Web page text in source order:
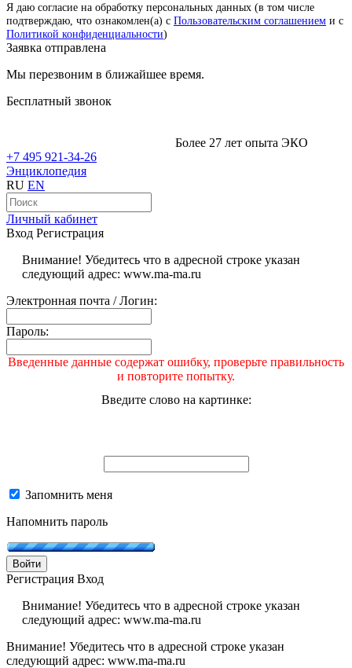
Я даю согласие на обработку персональных данных (в том числе
подтверждаю, что ознакомлен(а) с Пользовательским соглашением и с
Политикой конфиденциальности)
Заявка отправлена
Мы перезвоним в ближайшее время.
Бесплатный звонок
Более 27 лет опыта ЭКО
+7 495 921-34-26
Энциклопедия
RU EN
Личный кабинет
Вход Регистрация
Внимание! Убедитесь что в адресной строке указан
следующий адрес: www.ma-ma.ru
Электронная почта / Логин:
Пароль:
Введенные данные содержат ошибку, проверьте правильность
и повторите попытку.
Введите слово на картинке:
Запомнить меня
Напомнить пароль
Войти
Регистрация Вход
Внимание! Убедитесь что в адресной строке указан
следующий адрес: www.ma-ma.ru
Внимание! Убедитесь что в адресной строке указан
следующий адрес: www.ma-ma.ru